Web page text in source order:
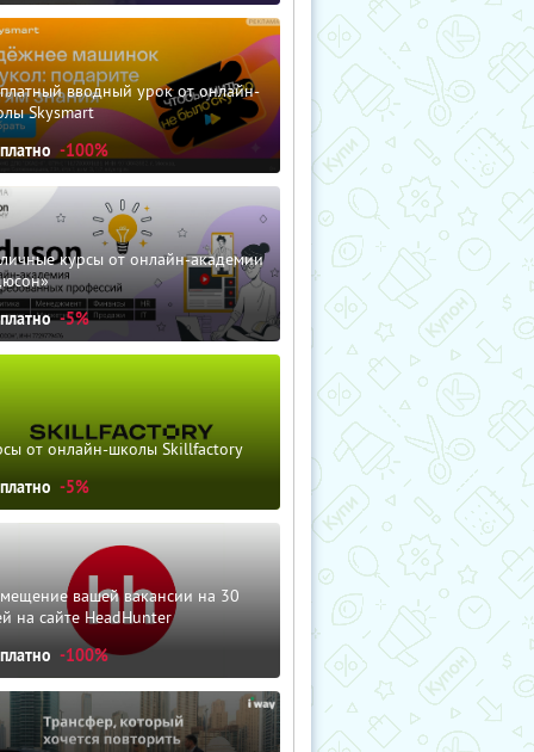
вводный урок от онлайн-
Skysmart
-100%
курсы от онлайн-академии
-5%
от онлайн-школы Skillfactory
-5%
вашей вакансии на 30
на сайте HeadHunter
-100%